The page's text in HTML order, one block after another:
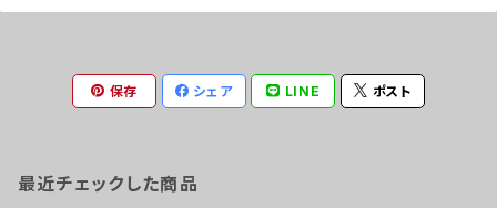
保存 シェア LINE ポスト
最近チェックした商品